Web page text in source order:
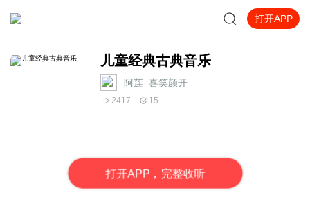
打开APP
儿童经典古典音乐
阿莲_喜笑颜开
2417 15
打开APP，完整收听